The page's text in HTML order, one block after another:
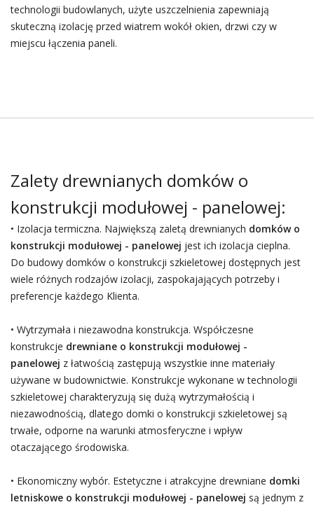
technologii budowlanych, użyte uszczelnienia zapewniają
skuteczną izolację przed wiatrem wokół okien, drzwi czy w
miejscu łączenia paneli.
Zalety drewnianych domków o
konstrukcji modułowej - panelowej:
• Izolacja termiczna. Największą zaletą drewnianych domków o
konstrukcji modułowej - panelowej jest ich izolacja cieplna.
Do budowy domków o konstrukcji szkieletowej dostępnych jest
wiele różnych rodzajów izolacji, zaspokajających potrzeby i
preferencje każdego Klienta.
• Wytrzymała i niezawodna konstrukcja. Współczesne
konstrukcje drewniane o konstrukcji modułowej -
panelowej z łatwością zastępują wszystkie inne materiały
używane w budownictwie. Konstrukcje wykonane w technologii
szkieletowej charakteryzują się dużą wytrzymałością i
niezawodnością, dlatego domki o konstrukcji szkieletowej są
trwałe, odporne na warunki atmosferyczne i wpływ
otaczającego środowiska.
• Ekonomiczny wybór. Estetyczne i atrakcyjne drewniane domki
letniskowe o konstrukcji modułowej - panelowej są jednym z